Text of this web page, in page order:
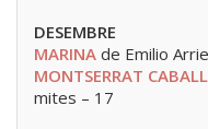
DESEMBRE
MARINA de Emilio
MONTSERRAT
mites – 17